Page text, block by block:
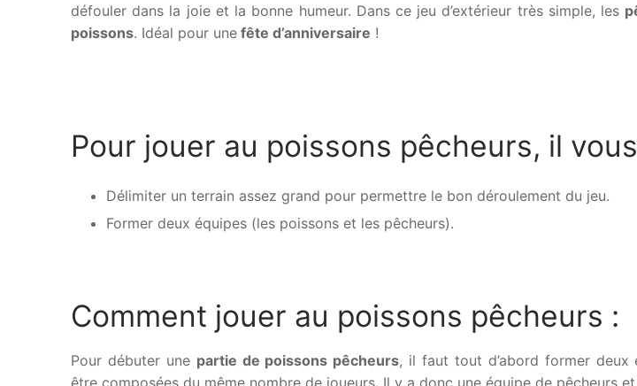
défouler dans la joie et la bonne humeur. Dans ce jeu d’extérieur très simple, les
poissons. Idéal pour une fête d’anniversaire !
Pour jouer au poissons pêcheurs, il
Délimiter un terrain assez grand pour permettre le bon déroulement du jeu.
Former deux équipes (les poissons et les pêcheurs).
Comment jouer au poissons pêcheurs :
Pour débuter une partie de poissons pêcheurs, il faut tout d’abord former deux